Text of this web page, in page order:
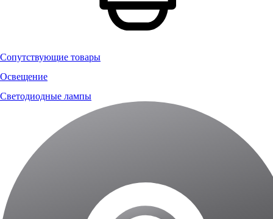
Сопутствующие товары
Освещение
Светодиодные лампы